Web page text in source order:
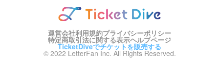
運営会社利用規約プライバシーポリシー
特定商取引法に関する表示ヘルプページ
TicketDiveでチケットを販売する
© 2022 LetterFan Inc. All Rights Reserved.